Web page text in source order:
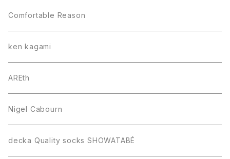
Comfortable Reason
ken kagami
AREth
Nigel Cabourn
decka Quality socks SHOWATABÉ